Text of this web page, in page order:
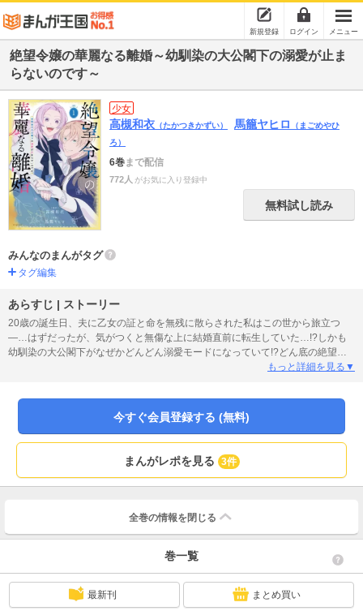
新規登録 ログイン メニュー
絶望令嬢の華麗なる離婚～幼馴染の大公閣下の溺愛が止ま
らないのです～
少女
高槻和衣 （たかつきかずい） 馬籠ヤヒロ
（まごめやひ
ろ）
6巻まで配信
772人 がお気に入り登録中
無料試し読み
みんなのまんがタグ
タグ編集
あらすじ | ストーリー
20歳の誕生日、夫に乙女の証と命を無残に散らされた私はこの世から旅立つ
―…はずだったが、気がつくと無傷な上に結婚直前に転生していた…!?しかも
幼馴染の大公閣下がなぜかどんどん溺愛モードになっていて!?どん底の絶望か
ら幸福の絶頂までバッドエンド回避の爽快逆行ファンタジー、開幕！もっと詳細を見る▼
今すぐ会員登録する (無料)
まんがレポを見る 3件
全巻の情報を 閉じる
巻一覧
最新刊 まとめ買い